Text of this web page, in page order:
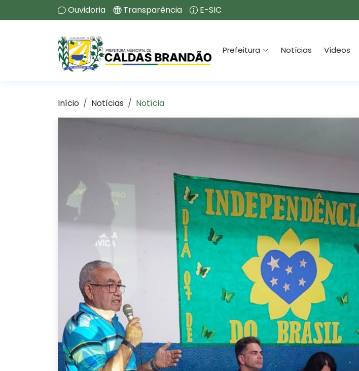
Ouvidoria Transparência E-SIC
Prefeitura Notícias Vídeos
Início Notícias Notícia